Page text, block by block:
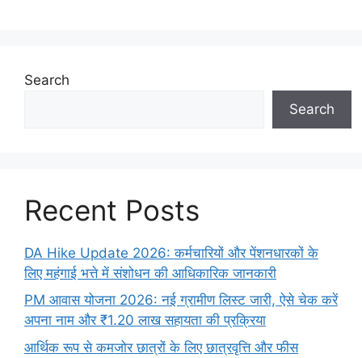
Search
Search
Recent Posts
DA Hike Update 2026: कर्मचारियों और पेंशनधारकों के
लिए महंगाई भत्ते में संशोधन की आधिकारिक जानकारी
PM आवास योजना 2026: नई ग्रामीण लिस्ट जारी, ऐसे चेक करें
अपना नाम और ₹1.20 लाख सहायता की प्रक्रिया
आर्थिक रूप से कमजोर छात्रों के लिए छात्रवृत्ति और फीस